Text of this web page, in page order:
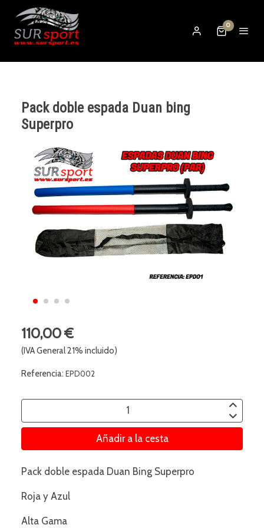
0
Pack doble espada Duan bing
Superpro
110,00 €
(IVA General 21% incluido)
Referencia: EPD002
Añadir a la cesta
Pack doble espada Duan Bing Superpro
Roja y Azul
Alta Gama